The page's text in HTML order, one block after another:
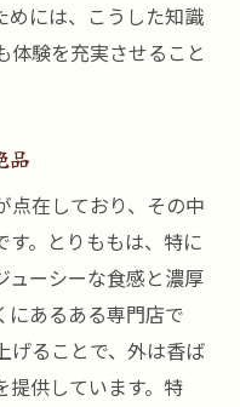
めには、こうした知識
体験を充実させること
品
点在しており、その中
す。とりももは、特に
ューシーな食感と濃厚
にあるある専門店で
げることで、外は香ば
提供しています。特